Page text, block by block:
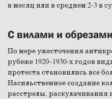
в месяц или в среднем 2-3 в
С вилами и
По мере ужесточения
рубеже 1920–1930-х годов
протеста становились все
Насильственное создание
расстрелы, раскулачивания